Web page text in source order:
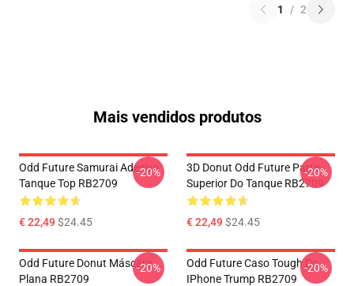
1 / 2
Mais vendidos produtos
Odd Future Samurai Adesivo
Tanque Top RB2709
€ 22,49$24.45
-20%
3D Donut Odd Future Parte
Superior Do Tanque RB2709
€ 22,49$24.45
-20%
Odd Future Donut Máscara
Plana RB2709
-20%
Odd Future Caso Tough Do
IPhone Trump RB2709
-20%